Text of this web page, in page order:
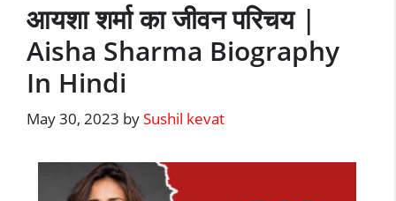
आयशा शर्मा का जीवन परिचय |
Aisha Sharma Biography
In Hindi
May 30, 2023 bySushil kevat